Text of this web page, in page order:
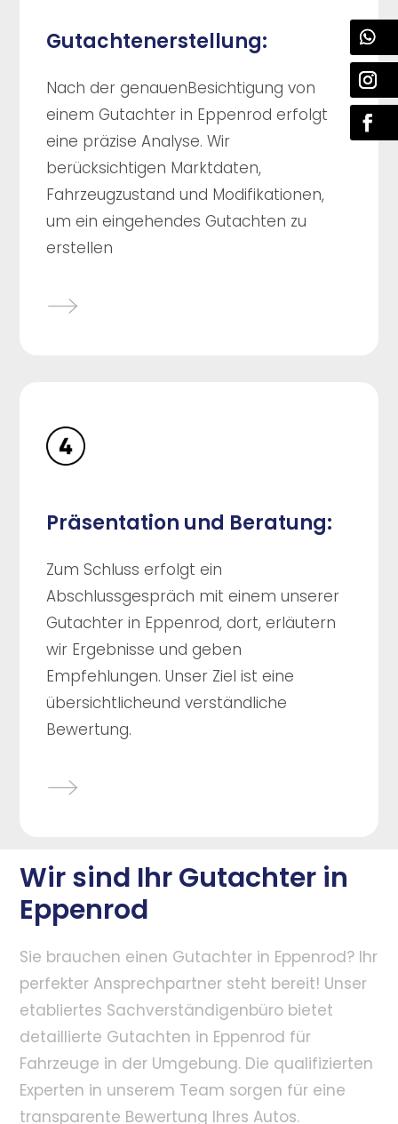
Gutachtenerstellung:
Nach der genauenBesichtigung von
einem Gutachter in Eppenrod erfolgt
eine präzise Analyse. Wir
berücksichtigen Marktdaten,
Fahrzeugzustand und Modifikationen,
um ein eingehendes Gutachten zu
erstellen
Präsentation und Beratung:
Zum Schluss erfolgt ein
Abschlussgespräch mit einem unserer
Gutachter in Eppenrod, dort, erläutern
wir Ergebnisse und geben
Empfehlungen. Unser Ziel ist eine
übersichtlicheund verständliche
Bewertung.
Wir sind Ihr Gutachter in
Eppenrod
Sie brauchen einen Gutachter in Eppenrod? Ihr
perfekter Ansprechpartner steht bereit! Unser
etabliertes Sachverständigenbüro bietet
detaillierte Gutachten in Eppenrod für
Fahrzeuge in der Umgebung. Die qualifizierten
Experten in unserem Team sorgen für eine
transparente Bewertung Ihres Autos.